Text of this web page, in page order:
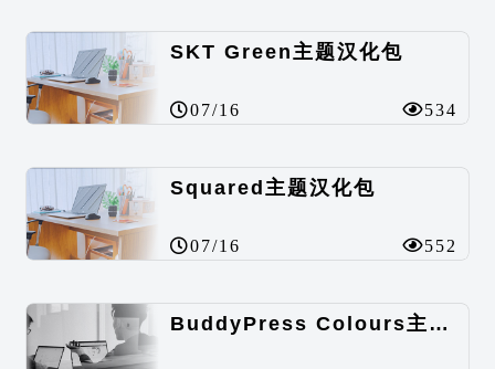
SKT Green主题汉化包
07/16 534
Squared主题汉化包
07/16 552
BuddyPress Colours主题汉化包